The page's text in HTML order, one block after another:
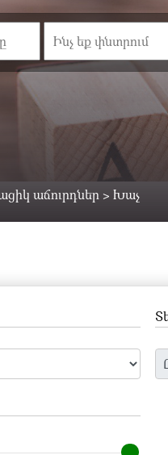
աճուրդներ > Խաչ